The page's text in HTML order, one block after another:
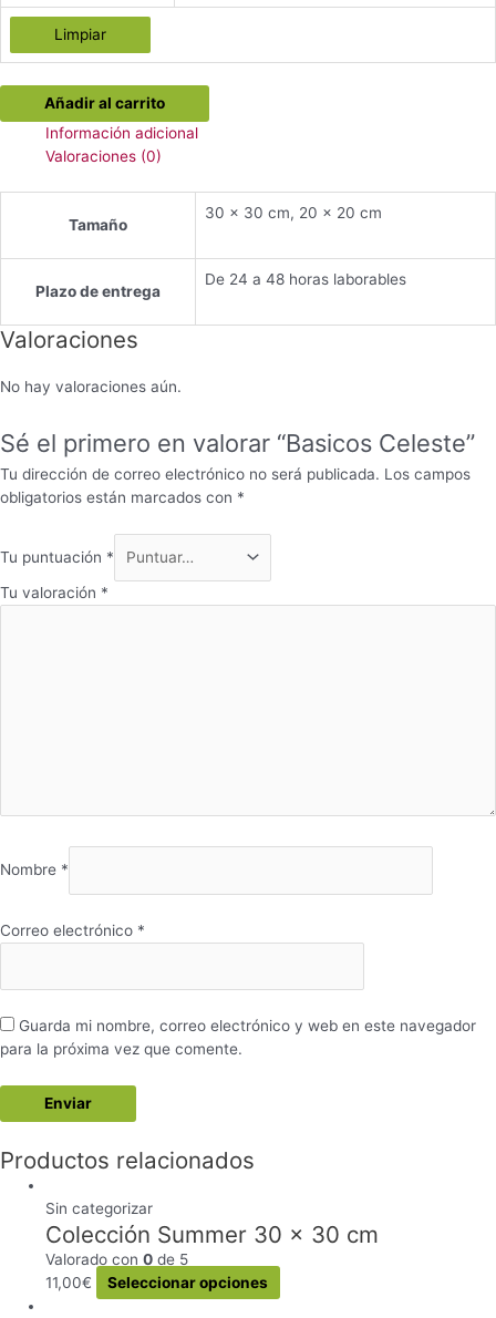
Limpiar
Basicos
Celeste
cantidad
Añadir al carrito
Información adicional
Valoraciones (0)
Tamaño
30 x 30 cm, 20 x 20 cm
Plazo de entrega
De 24 a 48 horas laborables
Valoraciones
No hay valoraciones aún.
Sé el primero en valorar “Basicos Celeste”
Tu dirección de correo electrónico no será publicada. Los campos
obligatorios están marcados con *
Tu puntuación *
Tu valoración *
Nombre *
Correo electrónico *
Guarda mi nombre, correo electrónico y web en este navegador
para la próxima vez que comente.
Productos relacionados
Sin categorizar
Colección Summer 30 x 30 cm
Valorado con0 de 5
11,00€ Seleccionar opciones
producto